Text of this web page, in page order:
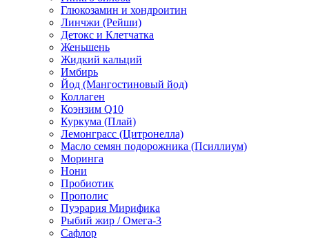
Глюкозамин и хондроитин
Линчжи (Рейши)
Детокс и Клетчатка
Женьшень
Жидкий кальций
Имбирь
Йод (Мангостиновый йод)
Коллаген
Коэнзим Q10
Куркума (Плай)
Лемонграсс (Цитронелла)
Масло семян подорожника (Псиллиум)
Моринга
Нони
Пробиотик
Прополис
Пуэрария Мирифика
Рыбий жир / Омега-3
Сафлор